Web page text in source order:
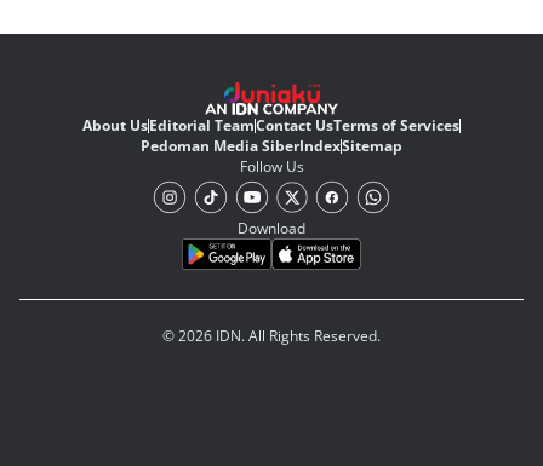
About UsEditorial TeamContact UsTerms of Services
Pedoman Media SiberIndexSitemap
Follow Us
Download
© 2026 IDN. All Rights Reserved.